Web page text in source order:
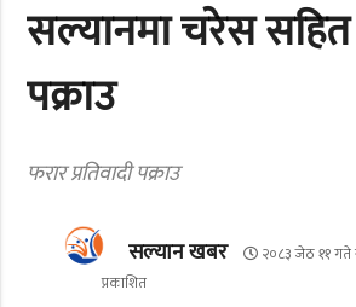
सल्यानमा चरेस
पक्राउ
फरार प्रतिवादी पक्राउ
सल्यान खबर
२०८३ जेठ ११ गते
प्रकाशित